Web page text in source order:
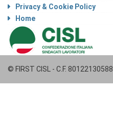
Privacy & Cookie Policy
Home
© FIRST CISL - C.F. 80122130588